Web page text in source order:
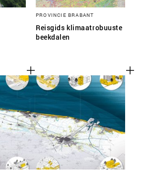
PROVINCIE BRABANT
Reisgids klimaatrobuuste
beekdalen